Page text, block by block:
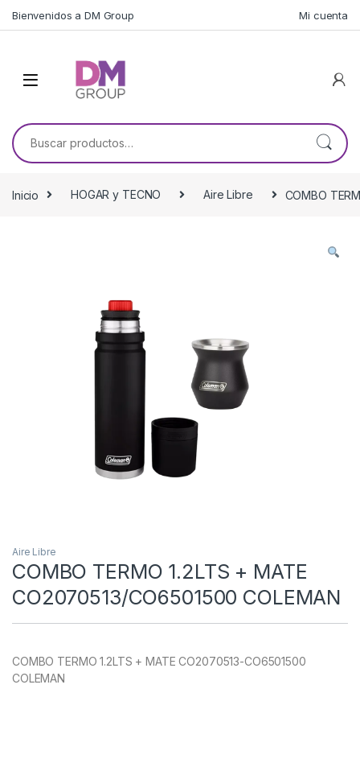
Bienvenidos a DM Group Mi cuenta
Buscar por:
Inicio HOGAR y TECNO Aire Libre COMBO
Aire Libre
COMBO TERMO 1.2LTS + MATE
CO2070513/CO6501500 COLEMAN
COMBO TERMO 1.2LTS + MATE CO2070513-CO6501500
COLEMAN